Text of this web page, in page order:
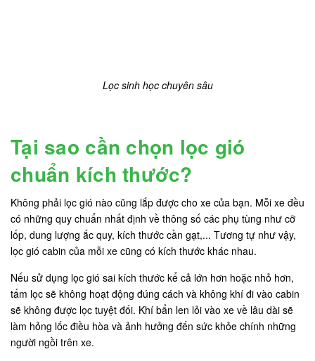
Lọc sinh học chuyên sâu
Tại sao cần chọn lọc gió
chuẩn kích thước?
Không phải lọc gió nào cũng lắp được cho xe của bạn. Mỗi xe đều
có những quy chuẩn nhất định về thông số các phụ tùng như cỡ
lốp, dung lượng ắc quy, kích thước cần gạt,... Tương tự như vậy,
lọc gió cabin của mỗi xe cũng có kích thước khác nhau.
Nếu sử dụng lọc gió sai kích thước kể cả lớn hơn hoặc nhỏ hơn,
tấm lọc sẽ không hoạt động đúng cách và không khí đi vào cabin
sẽ không được lọc tuyệt đối. Khí bẩn len lỏi vào xe về lâu dài sẽ
làm hỏng lốc điều hòa và ảnh hưởng đến sức khỏe chính những
người ngồi trên xe.